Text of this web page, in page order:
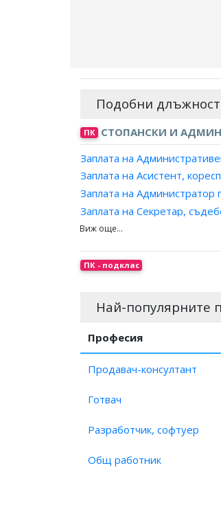
Подобни
ПК СТОПАНСКИ И
Заплата на
Заплата на Асистент,
Заплата на Администратор
Заплата на Секретар,
Заплата на Инспектор?
Заплата на Организатор?
Заплата на Изпълнителен
Заплата на Секретар на
Заплата на Асистент, офис?
Заплата на Квестор?
ПК - подклас
Най-популярните
Професия
Продавач-консултант
Готвач
Разработчик, софтуер
Общ работник